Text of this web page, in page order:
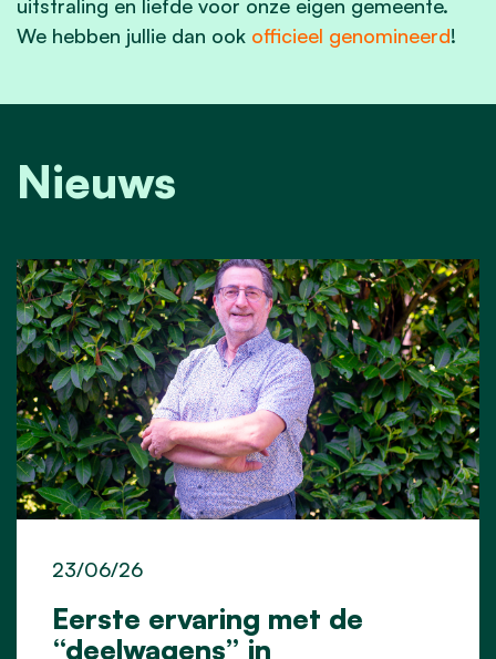
uitstraling en liefde voor onze eigen gemeente.
We hebben jullie dan ook officieel genomineerd!
Nieuws
Eerste ervaring met de
“deelwagens” in
23/06/26